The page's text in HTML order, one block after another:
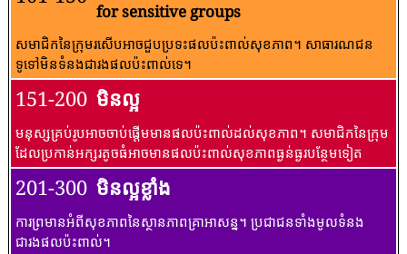
for sensitive groups
សមាជិកនៃក្រុមរសើបអាចជួបប្រទះផលប៉ះពាល់សុខភាព។ សាធារណជន​
ទូទៅ​មិន​ទំនង​ជា​រង​ផល​ប៉ះពាល់​ទេ។
151-200 មិនល្អ
មនុស្សគ្រប់រូបអាចចាប់ផ្តើមមានផលប៉ះពាល់ដល់សុខភាព។ សមាជិកនៃក្រុម
ដែលប្រកាន់អក្សរតូចធំអាចមានផលប៉ះពាល់សុខភាពធ្ងន់ធ្ងរបន្ថែមទៀត
201-300 មិនល្អខ្លាំង
ការព្រមានអំពីសុខភាពនៃស្ថានភាពគ្រាអាសន្ន។ ប្រជាជនទាំងមូលទំនង
ជារងផលប៉ះពាល់។